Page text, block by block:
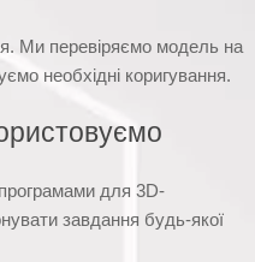
Ми перевіряємо модель на
необхідні коригування.
для 3D-
завдання будь-якої